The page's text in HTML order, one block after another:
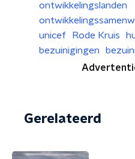
ontwikkelingslanden
unicef
Rode Kruis
bezuinigingen
Gerelateerd